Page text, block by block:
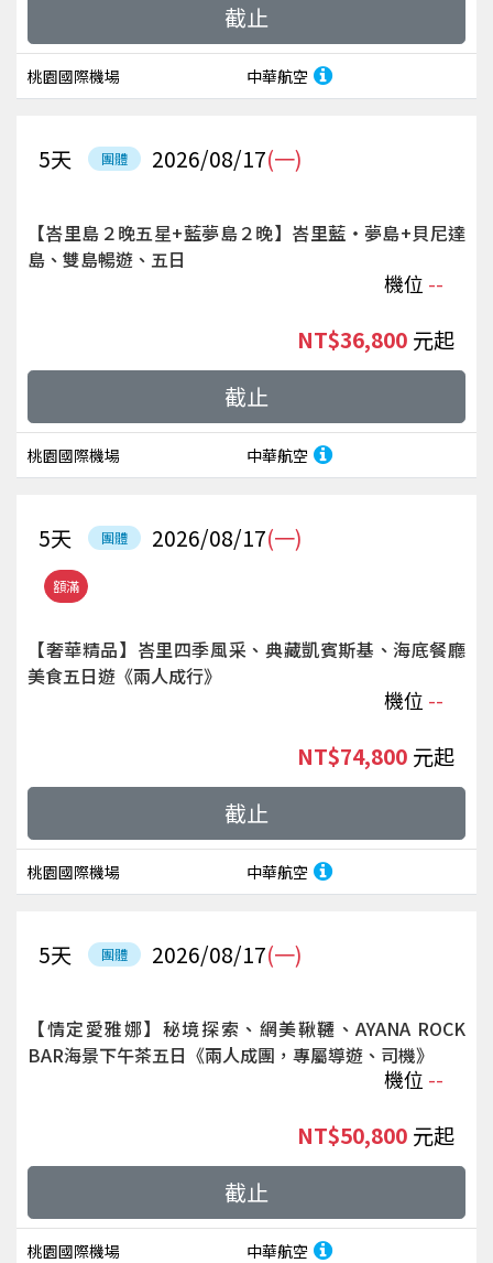
桃園國際機場 中華航空
截止
團體 2026/08/17(一)
5天
【峇里島２晚五星+藍夢島２晚】峇里藍‧夢島+貝尼達
島、雙島暢遊、五日
機位 --
桃園國際機場 中華航空
NT$36,800 起
截止
額滿
團體 2026/08/17(一)
5天
【奢華精品】峇里四季風采、典藏凱賓斯基、海底餐廳
美食五日遊《兩人成行》
機位 --
桃園國際機場 中華航空
NT$74,800 起
截止
團體 2026/08/17(一)
5天
【情定愛雅娜】秘境探索、網美鞦韆、AYANA ROCK
BAR海景下午茶五日《兩人成團，專屬導遊、司機》
機位 --
桃園國際機場 中華航空
NT$50,800 起
截止